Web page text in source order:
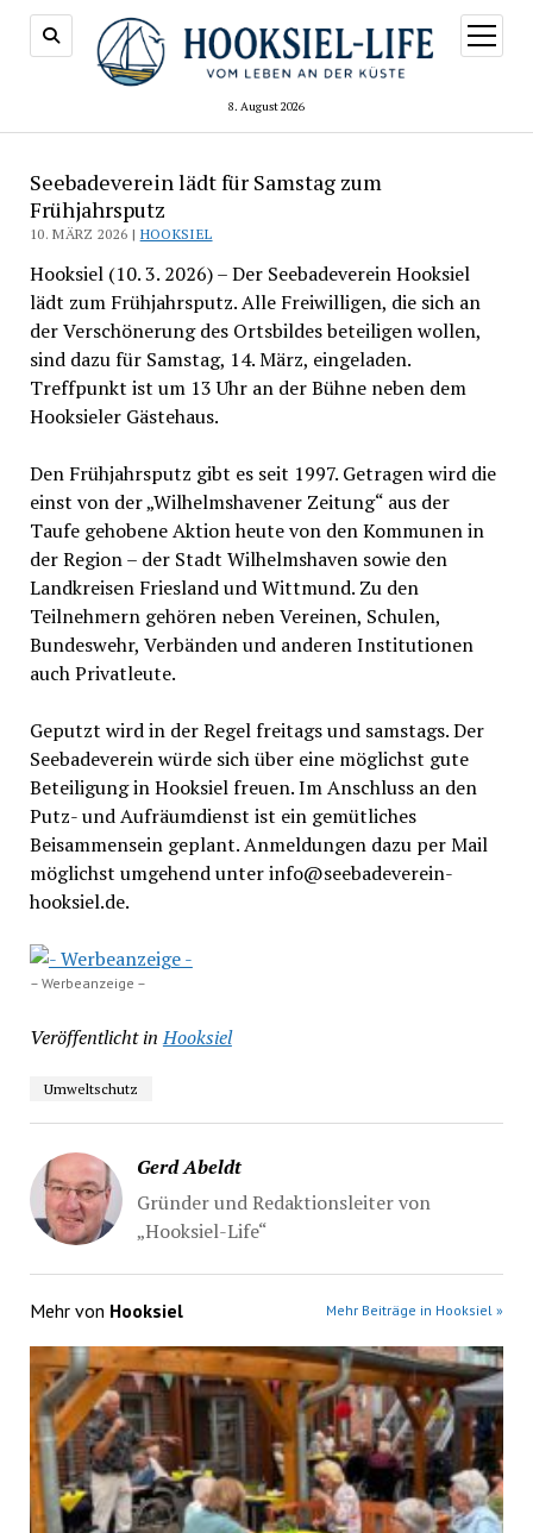
8. August 2026
Menü
öffnen
Seebadeverein lädt für Samstag zum
Frühjahrsputz
10. MÄRZ 2026 | HOOKSIEL
Hooksiel (10. 3. 2026) – Der Seebadeverein Hooksiel
lädt zum Frühjahrsputz. Alle Freiwilligen, die sich an
der Verschönerung des Ortsbildes beteiligen wollen,
sind dazu für Samstag, 14. März, eingeladen.
Treffpunkt ist um 13 Uhr an der Bühne neben dem
Hooksieler Gästehaus.
Den Frühjahrsputz gibt es seit 1997. Getragen wird die
einst von der „Wilhelmshavener Zeitung“ aus der
Taufe gehobene Aktion heute von den Kommunen in
der Region – der Stadt Wilhelmshaven sowie den
Landkreisen Friesland und Wittmund. Zu den
Teilnehmern gehören neben Vereinen, Schulen,
Bundeswehr, Verbänden und anderen Institutionen
auch Privatleute.
Geputzt wird in der Regel freitags und samstags. Der
Seebadeverein würde sich über eine möglichst gute
Beteiligung in Hooksiel freuen. Im Anschluss an den
Putz- und Aufräumdienst ist ein gemütliches
Beisammensein geplant. Anmeldungen dazu per Mail
möglichst umgehend unter info@seebadeverein-
hooksiel.de.
– Werbeanzeige –
Veröffentlicht in Hooksiel
Umweltschutz
Gerd Abeldt
Gründer und Redaktionsleiter von
„Hooksiel-Life“
Mehr von Hooksiel Mehr Beiträge in Hooksiel »